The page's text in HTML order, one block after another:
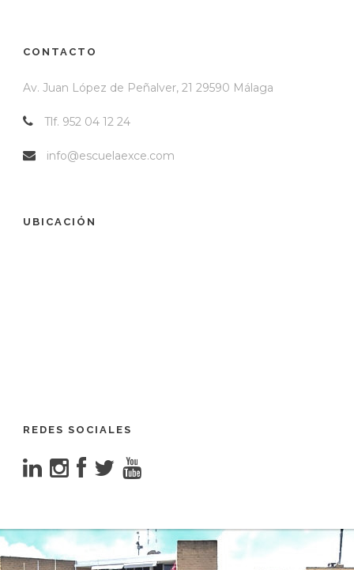
CONTACTO
Av. Juan López de Peñalver, 21 29590 Málaga
Tlf. 952 04 12 24
info@escuelaexce.com
UBICACIÓN
REDES SOCIALES